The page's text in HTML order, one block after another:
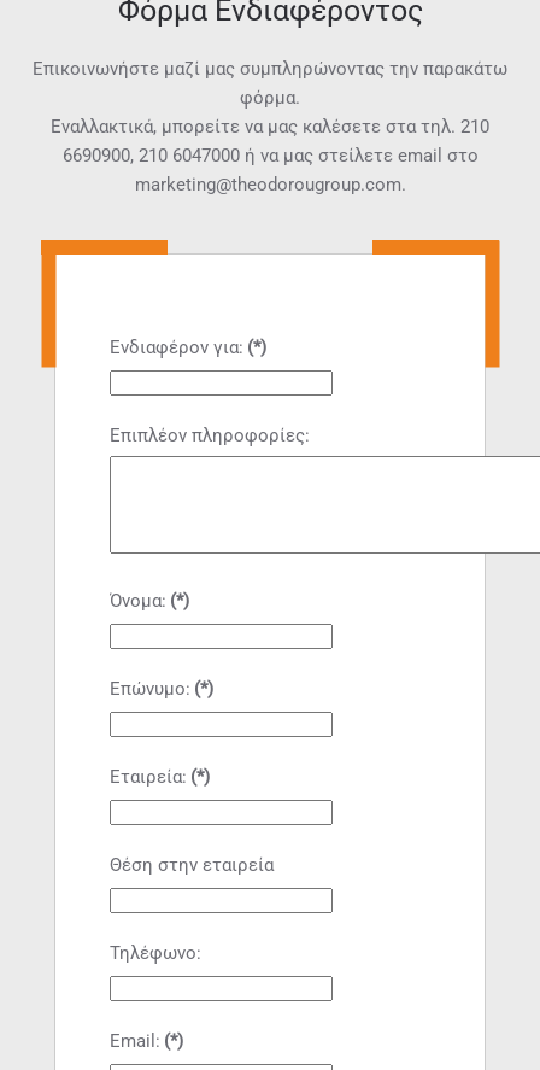
Φόρμα Ενδιαφέροντος
Επικοινωνήστε μαζί μας συμπληρώνοντας την παρακάτω
φόρμα.
Εναλλακτικά, μπορείτε να μας καλέσετε στα τηλ. 210
6690900, 210 6047000ή να μας στείλετε email στο
marketing@theodorougroup.com.
Ενδιαφέρον για: (*)
Επιπλέον πληροφορίες:
Όνομα: (*)
Επώνυμο: (*)
Εταιρεία: (*)
Θέση στην εταιρεία
Τηλέφωνο:
Email: (*)